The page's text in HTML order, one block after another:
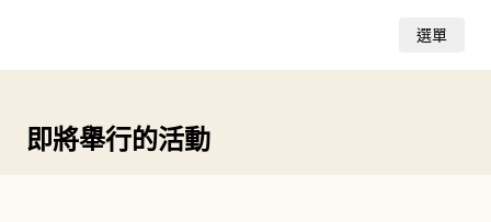
選單
即將舉行的活動